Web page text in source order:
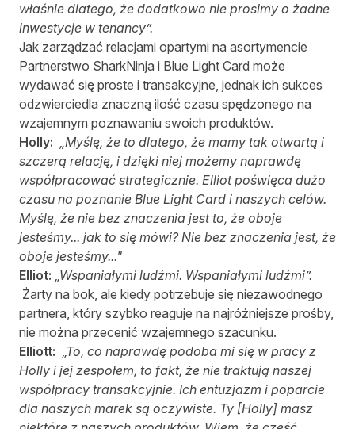
właśnie dlatego, że dodatkowo nie prosimy o żadne
inwestycje w tenancy”.
Jak zarządzać relacjami opartymi na asortymencie
Partnerstwo SharkNinja i Blue Light Card może
wydawać się proste i transakcyjne, jednak ich sukces
odzwierciedla znaczną ilość czasu spędzonego na
wzajemnym poznawaniu swoich produktów.
Holly: „Myślę, że to dlatego, że mamy tak otwartą i
szczerą relację, i dzięki niej możemy naprawdę
współpracować strategicznie. Elliot poświęca dużo
czasu na poznanie Blue Light Card i naszych celów.
Myślę, że nie bez znaczenia jest to, że oboje
jesteśmy... jak to się mówi? Nie bez znaczenia jest, że
oboje jesteśmy..."
Elliot: „Wspaniałymi ludźmi. Wspaniałymi ludźmi”.
Żarty na bok, ale kiedy potrzebuje się niezawodnego
partnera, który szybko reaguje na najróżniejsze prośby,
nie można przecenić wzajemnego szacunku.
Elliott: „To, co naprawdę podoba mi się w pracy z
Holly i jej zespołem, to fakt, że nie traktują naszej
współpracy transakcyjnie. Ich entuzjazm i poparcie
dla naszych marek są oczywiste. Ty [Holly] masz